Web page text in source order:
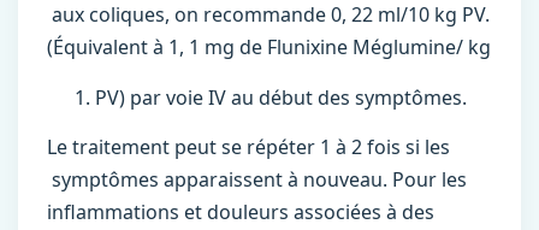
aux coliques, on recommande 0, 22 ml/10 kg PV.
(Équivalent à 1, 1 mg de Flunixine Méglumine/ kg
PV) par voie IV au début des symptômes.
Le traitement peut se répéter 1 à 2 fois si les
symptômes apparaissent à nouveau. Pour les
inflammations et douleurs associées à des